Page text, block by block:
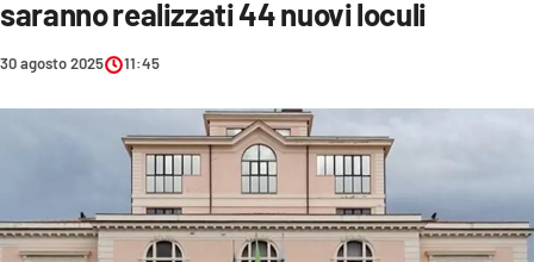
CULTURA
saranno realizzati 44 nuovi loculi
30 agosto 2025 11:45